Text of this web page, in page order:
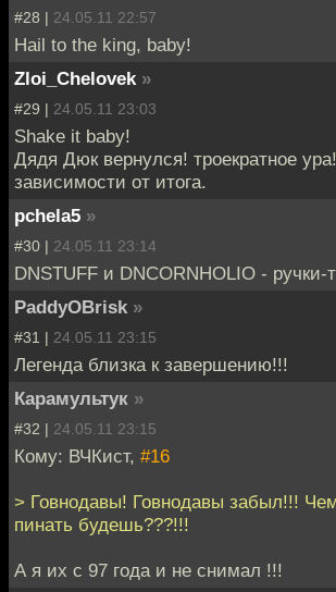
#28 | 24.05.11 22:57
Hail to the king, baby!
Zloi_Chelovek »
#29 | 24.05.11 23:03
Shake it baby!
Дядя Дюк вернулся! троекратное
зависимости от итога.
pchela5 »
#30 | 24.05.11 23:14
DNSTUFF и DNCORNHOLIO - ручки-
PaddyOBrisk »
#31 | 24.05.11 23:15
Легенда близка к завершению!!!
Карамультук »
#32 | 24.05.11 23:15
Кому: ВЧКист, #16
> Говнодавы! Говнодавы забыл!!!
пинать будешь???!!!
А я их с 97 года и не снимал !!!